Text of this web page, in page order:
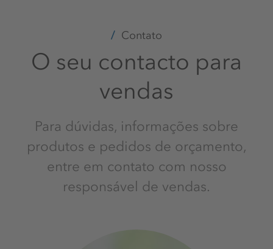
Contato
O seu contacto para
vendas
Para dúvidas, informações sobre
produtos e pedidos de orçamento,
entre em contato com nosso
responsável de vendas.